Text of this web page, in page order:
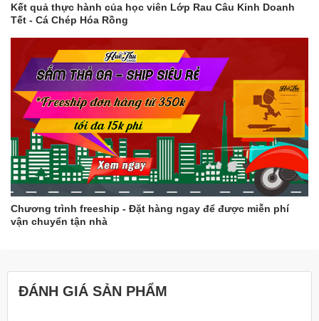
Kết quả thực hành của học viên Lớp Rau Câu Kinh Doanh
Tết - Cá Chép Hóa Rồng
Chương trình freeship - Đặt hàng ngay để được miễn phí
vận chuyển tận nhà
ĐÁNH GIÁ SẢN PHẨM